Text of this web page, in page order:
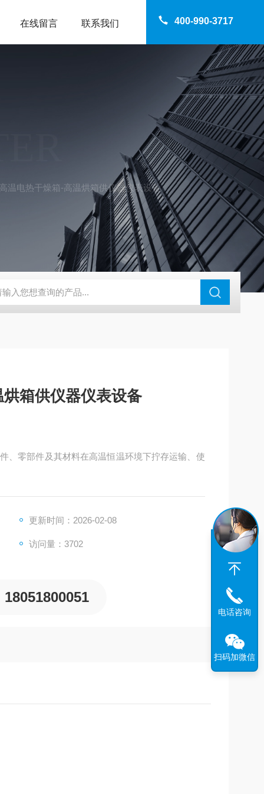
400-990-3717
在线留言 联系我们
温电热干燥箱-高温烘箱供仪器仪表设备
燥箱，烘箱控温范围300℃ DHG-9070B（70
箱供仪器仪表设备
、零部件及其材料在高温恒温环境下拧存运输、使
更新时间：2026-02-08
访问量：3702
18051800051
电话咨询
扫码加微信